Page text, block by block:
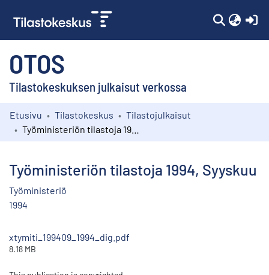
OTOS
Tilastokeskuksen julkaisut verkossa
Kokoelmat
Etusivu Tilastokeskus
Tilastojulkaisut
Työministeriön tilastoja 1994, Syyskuu
Työministeriö
1994
xtymiti_199409_1994_dig.pdf
8.18 MB